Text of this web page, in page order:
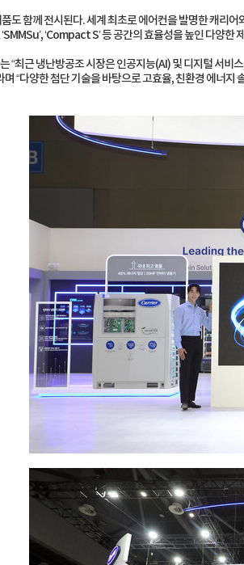
도 함께 전시된다. 세계 최초로 에어컨을 발명한 캐리
‘Compact S’ 등 공간의 효율성을 높인 다양한
“최근 냉난방공조 시장은 인공지능(AI) 및 디지털 서비
며 “다양한 첨단 기술을 바탕으로 고효율, 친환경 에너